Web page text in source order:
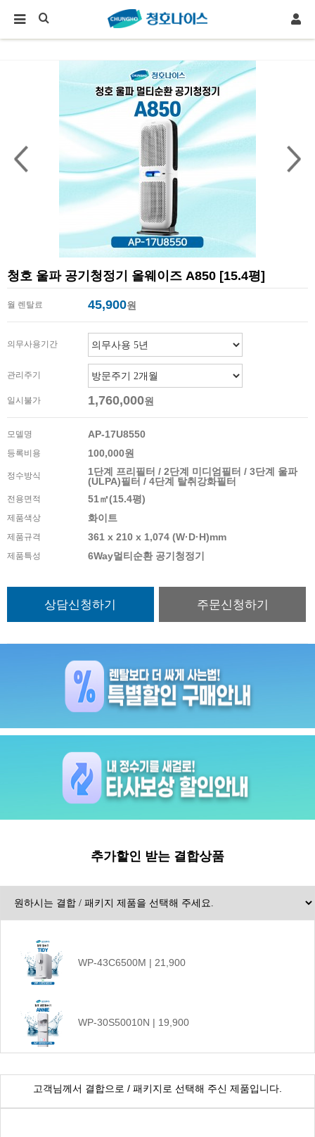
청호 울파 공기청정기 올웨이즈 A850 [15.4평]
월 렌탈료 45,900원
의무사용기간
관리주기
일시불가 1,760,000원
모델명 AP-17U8550
등록비용 100,000원
정수방식
1단계 프리필터 / 2단계 미디엄필터 / 3단계 울파
(ULPA)필터 / 4단계 탈취강화필터
전용면적 51㎡(15.4평)
제품색상 화이트
제품규격 361 x 210 x 1,074 (W·D·H)mm
제품특성 6Way멀티순환 공기청정기
추가할인 받는 결합상품
WP-43C6500M | 21,900
WP-30S50010N | 19,900
CHP-1290D | 17,900
고객님께서 결합으로 / 패키지로 선택해 주신 제품입니다.